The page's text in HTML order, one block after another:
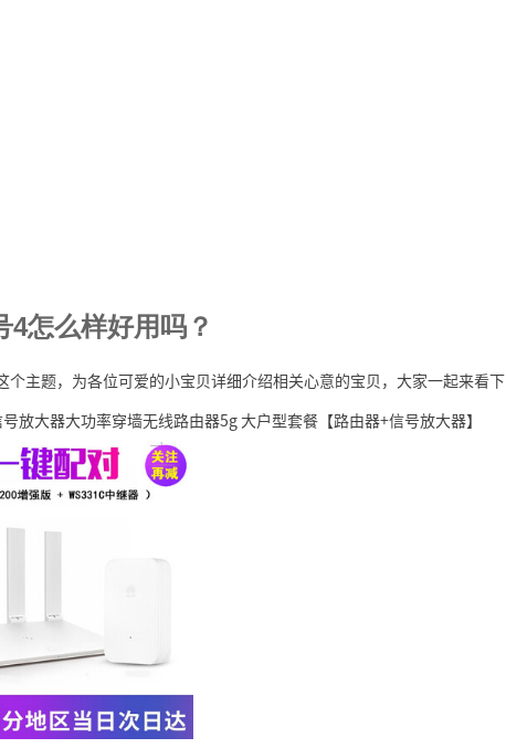
怎么样好用吗？
主题，为各位可爱的小宝贝详细介绍相关心意的宝贝，大家一起来看下
放大器大功率穿墙无线路由器5g 大户型套餐【路由器+信号放大器】